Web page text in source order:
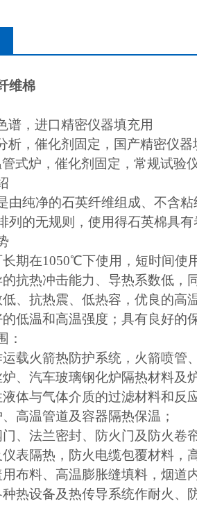
维棉
谱，进口精密仪器填充用
析，催化剂固定，国产精密仪器
管式炉，催化剂固定，常规试验
由纯净的石英纤维组成、不含
列的无规则，使用得石英棉具
期在1050℃下使用，短时间使
抗热冲击能力、导热系数低，
、抗热震、低热容，优良的高
低温和高温强度；具有良好的
：
载火箭热防护系统，火箭喷管
、汽车玻璃钢化炉隔热材料及
体与气体介质的过滤材料和反
高温管道及容器隔热保温；
、法兰密封、防火门及防火卷
表隔热，防火电缆包覆材料，
布料、高温膨胀缝填料，烟道
热设备及热传导系统作耐火、